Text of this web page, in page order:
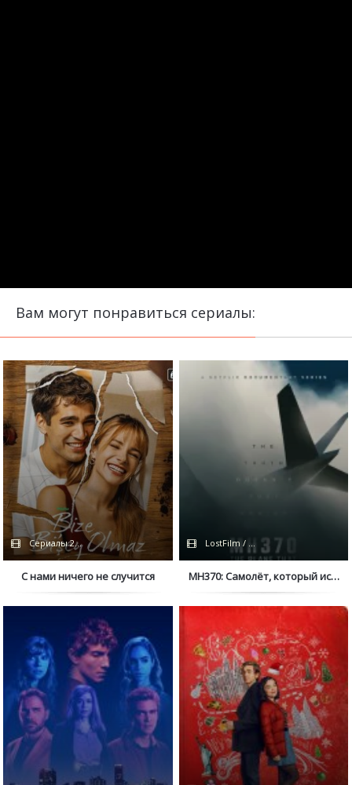
Вам могут понравиться сериалы:
Сериалы 2026 / Дубляж
С нами ничего не случится
LostFilm / Сериалы 2023 / Дубляж
MH370: Самолёт, который исчез